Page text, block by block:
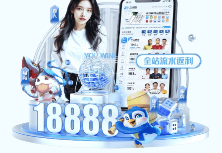
首页 关于我们
当前位置: 首页>>基地动态
基地动态 基地动态